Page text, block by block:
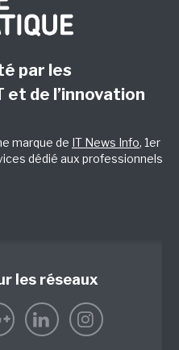
par les
et de l’innovation
marque de IT News Info, 1er
dédié aux professionnels
les réseaux